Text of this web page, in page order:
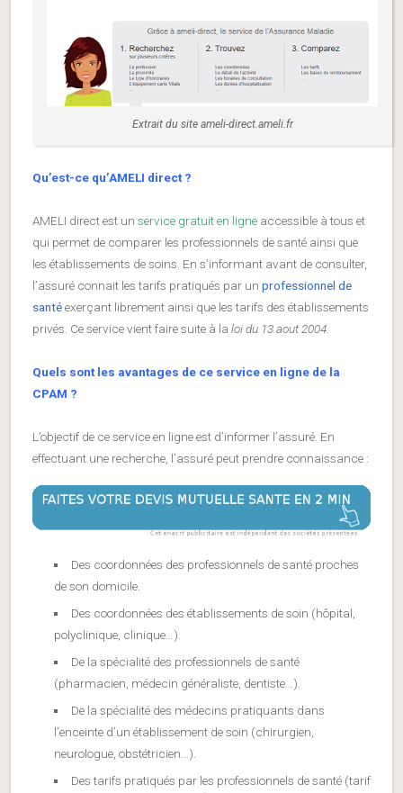
Extrait du site ameli-direct.ameli.fr
Qu’est-ce qu’AMELI direct ?
AMELI direct est un service gratuit en ligne accessible à tous et
qui permet de comparer les professionnels de santé ainsi que
les établissements de soins. En s’informant avant de consulter,
l’assuré connait les tarifs pratiqués par un professionnel de
santéexerçant librement ainsi que les tarifs des établissements
privés. Ce service vient faire suite à la loi du 13 aout 2004.
Quels sont les avantages de ce service en ligne de la
CPAM ?
L’objectif de ce service en ligne est d’informer l’assuré. En
effectuant une recherche, l’assuré peut prendre connaissance :
Des coordonnées des professionnels de santé proches
de son domicile.
Des coordonnées des établissements de soin (hôpital,
polyclinique, clinique…).
De la spécialité des professionnels de santé
(pharmacien, médecin généraliste, dentiste…).
De la spécialité des médecins pratiquants dans
l’enceinte d’un établissement de soin (chirurgien,
neurologue, obstétricien…).
Des tarifs pratiqués par les professionnels de santé (tarif